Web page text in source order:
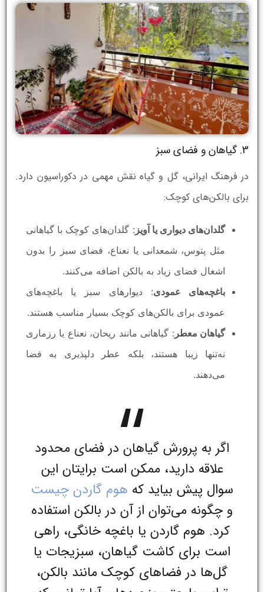
3. گیاهان و فضای سبز
در فرهنگ ایرانی، گل و گیاه نقش مهمی در دکوراسیون دارد.
برای بالکن‌های کوچک:
گلدان‌های دیواری یا آویز : گلدان‌های کوچک با گیاهانی
مثل پتوس، شمعدانی یا نعناع، فضای سبز را بدون
اشغال فضای زیاد به بالکن اضافه می‌کنند.
باغچه‌های عمودی: دیوارهای سبز یا باغچه‌های
عمودی برای بالکن‌های کوچک بسیار مناسب هستند.
گیاهان معطر : گیاهانی مانند ریحان، نعناع یا رزماری
نه‌تنها زیبا هستند، بلکه عطر دلپذیری به فضا
می‌دهند.
اگر به پرورش گیاهان در فضای محدود
علاقه دارید، ممکن است برایتان این
سوال پیش بیاید که هوم گاردن چیست
و چگونه می‌توان از آن در بالکن استفاده
کرد. هوم گاردن یا باغچه خانگی، راهی
است برای کاشت گیاهان، سبزیجات یا
گل‌ها در فضاهای کوچک مانند بالکن،